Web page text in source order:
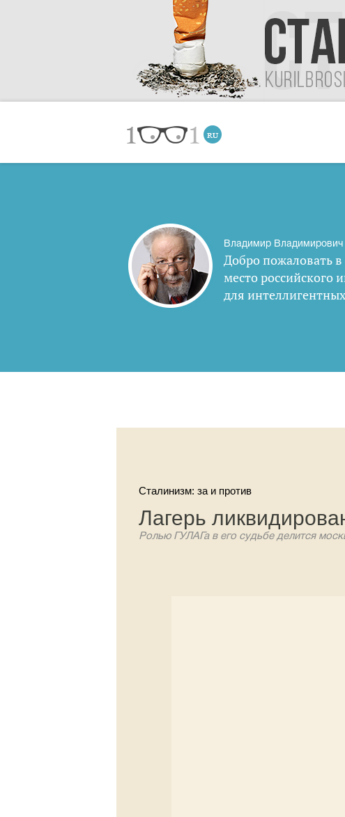
Владимир
Добро пожаловать
место российского
для
Сталинизм: за и против
Лагерь
Ролью ГУЛАГа в его судьбе делится